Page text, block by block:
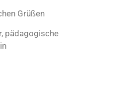
Grüßen
pädagogische